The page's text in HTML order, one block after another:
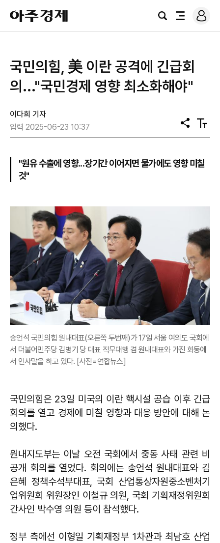
아
주
경
검
전
로
그
국민의힘, 美 이란 공격에 긴급회
의..."국민경제 영향 최소화해야"
이다희 기자
입력 2025-06-23 10:37
공
유
텍
스
기
"원유 수출에 영향...장기간 이어지면 물가에도 영향 미칠
것"
송언석 국민의힘 원내대표(오른쪽 두번째)가 17일 서울 여의도 국회에
서 더불어민주당 김병기 당 대표 직무대행 겸 원내대표와 가진 회동에
서 인사말을 하고 있다. [사진=연합뉴스]
국민의힘은 23일 미국의 이란 핵시설 공습 이후 긴급
회의를 열고 경제에 미칠 영향과 대응 방안에 대해 논
의했다.
원내지도부는 이날 오전 국회에서 중동 사태 관련 비
공개 회의를 열었다. 회의에는 송언석 원내대표와 김
은혜 정책수석부대표, 국회 산업통상자원중소벤처기
업위원회 위원장인 이철규 의원, 국회 기획재정위원회
간사인 박수영 의원 등이 참석했다.
정부 측에선 이형일 기획재정부 1차관과 최남호 산업